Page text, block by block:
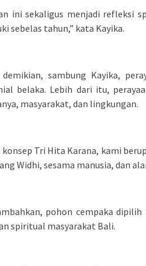
ini sekaligus menjadi refleksi
sebelas tahun,” kata Kayika.
demikian, sambung Kayika,
belaka. Lebih dari itu,
masyarakat, dan lingkungan.
konsep Tri Hita Karana, kami
Widhi, sesama manusia, dan
pohon cempaka
spiritual masyarakat Bali.